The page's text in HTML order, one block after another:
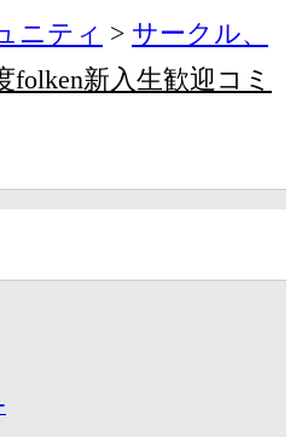
ニティ
サークル、
folken新入生歓迎コミ